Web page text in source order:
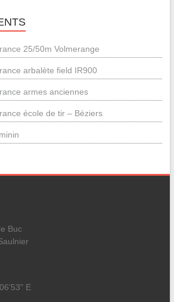
25/50m Volmerange
arbalète field IR900
armes anciennes
école de tir – Béziers
Buc
E